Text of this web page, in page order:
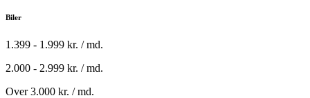
Biler
1.399 - 1.999 kr. / md.
2.000 - 2.999 kr. / md.
Over 3.000 kr. / md.